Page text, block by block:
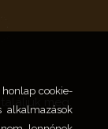
meg.
cookie-
alkalmazások